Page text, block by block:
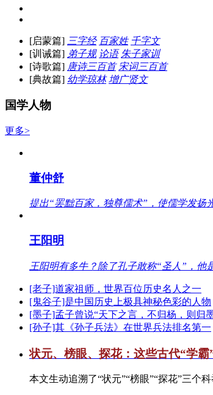
[启蒙篇] 三字经 百家姓 千字文
[训诫篇] 弟子规 论语 朱子家训
[诗歌篇] 唐诗三百首 宋词三百首
[典故篇] 幼学琼林 增广贤文
国学人物
更多>
董仲舒
提出“罢黜百家，独尊儒术”，使儒学发扬
王阳明
王阳明有多牛？除了孔子敢称“圣人”，他
[老子]道家祖师，世界百位历史名人之一
[鬼谷子]是中国历史上极具神秘色彩的人物
[墨子]孟子曾说“天下之言，不归杨，则归
[孙子]其《孙子兵法》在世界兵法排名第一
状元、榜眼、探花：这些古代“学霸
本文生动追溯了“状元”“榜眼”“探花”三个